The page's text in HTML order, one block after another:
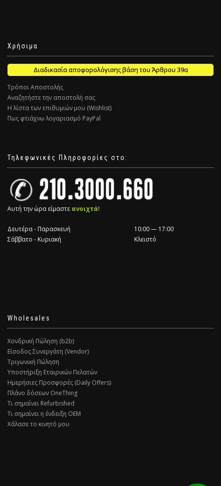
Χρήσιμα
Διαδικασία αποφορολόγισης βάση του Άρθρου 39α
Τρόποι Αποστολής
Αναζητήστε την αποστολή σας
Η λίστα των επιθυμιών μου (Wishlist)
Πως φτιάχνω λογαριασμό PayPal
Τηλεφωνικές Πληροφορίες στο:
Αυτή την ώρα είμαστε ανοιχτά!
Δευτέρα - Παρασκευή
10:00 — 17:00
Σάββατο - Κυριακή
Κλειστό
Wholesales
Χονδρική Πώληση (b2b)
Είσοδος Συνεργάτη (Vendor)
Τριγωνική Πώληση
Υποστήριξη Εταιρικών Πελατών
Ημερήσιες Προσφορές (Daily Offers)
Πλάνο δόσεων OneThing
Τι σημαίνει Refurbished
Τι σημαίνει η ένδειξη ΟΕΜ
Χάλασε το κινητό μου